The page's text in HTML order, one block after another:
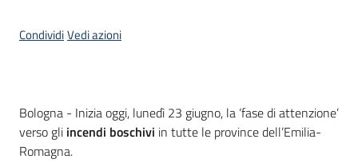
CondividiVedi azioni
Contenuto
Bologna - Inizia oggi, lunedì 23 giugno, la ‘fase di attenzione’
verso gli incendi boschivi in tutte le province dell’Emilia-
Romagna.